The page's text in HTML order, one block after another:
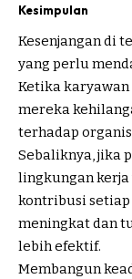
Kesimpulan
Kesenjangan di
yang perlu
Ketika
mereka
terhadap
Sebaliknya, jika
lingkungan kerja
kontribusi
meningkat dan
lebih efektif.
Membangun